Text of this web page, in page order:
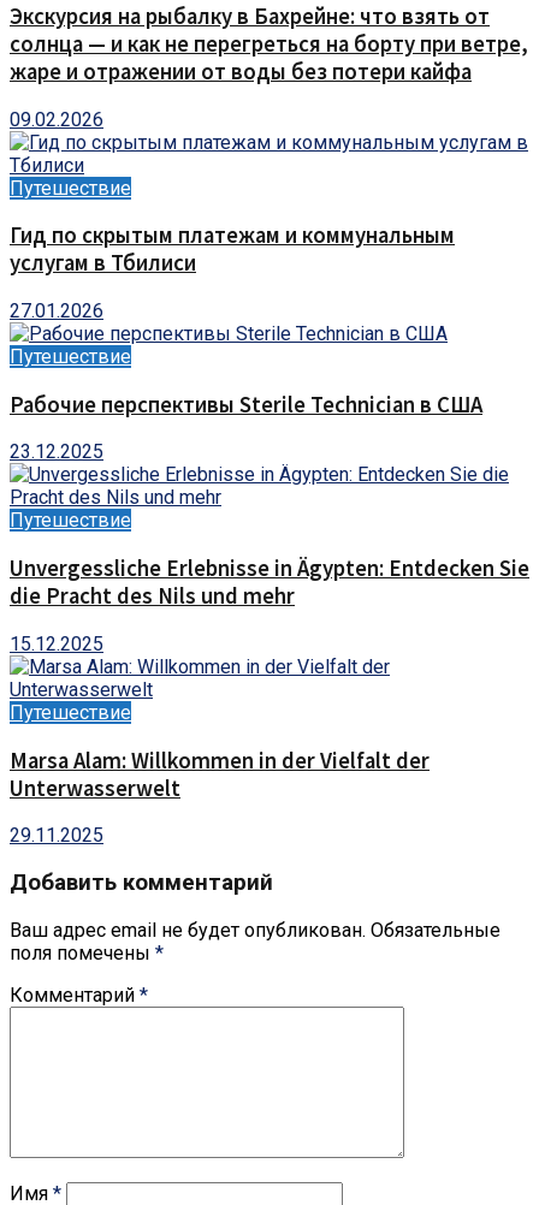
Экскурсия на рыбалку в Бахрейне: что взять от
солнца — и как не перегреться на борту при ветре,
жаре и отражении от воды без потери кайфа
09.02.2026
Путешествие
Гид по скрытым платежам и коммунальным
услугам в Тбилиси
27.01.2026
Путешествие
Рабочие перспективы Sterile Technician в США
23.12.2025
Путешествие
Unvergessliche Erlebnisse in Ägypten: Entdecken Sie
die Pracht des Nils und mehr
15.12.2025
Путешествие
Marsa Alam: Willkommen in der Vielfalt der
Unterwasserwelt
29.11.2025
Добавить комментарий
Ваш адрес email не будет опубликован. Обязательные
поля помечены *
Комментарий *
Имя *